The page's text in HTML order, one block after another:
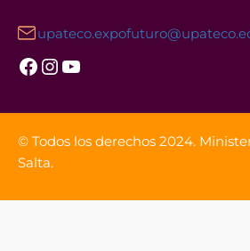
Facebook InstagramYouTube
© Todos los derechos 2024.
Salta.